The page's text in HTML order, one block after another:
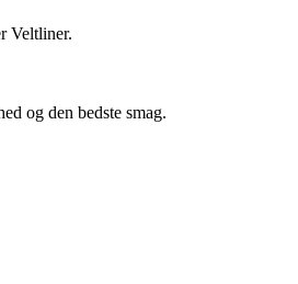
Veltliner.
og den bedste smag.